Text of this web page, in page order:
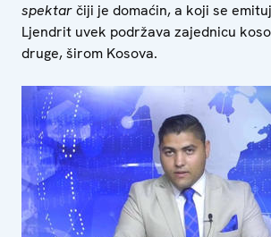
spektarčiji je domaćin, a koji se
Ljendrit uvek podržava zajednicu
druge, širom Kosova.